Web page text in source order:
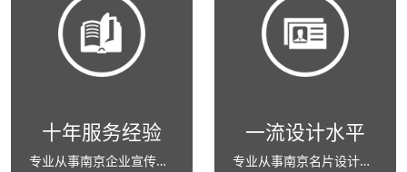
十年服务经验
专业从事南京企业宣传册设计印刷
一流设计水平
专业从事南京名片设计印刷